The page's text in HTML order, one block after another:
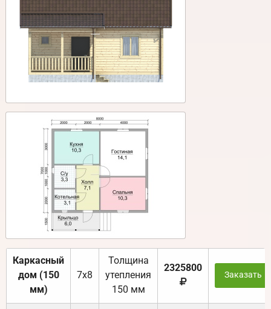
Каркасный
дом (150
мм)
7х8
Толщина
утепления
150 мм
2325800
Заказать